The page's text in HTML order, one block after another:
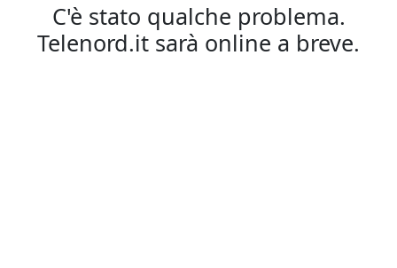
C'è stato qualche problema.
Telenord.it sarà online a breve.